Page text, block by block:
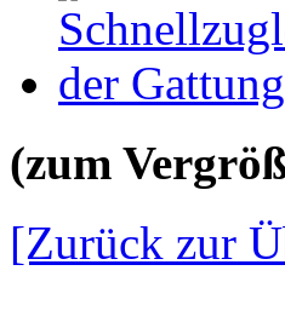
(zum
[Zurück zur